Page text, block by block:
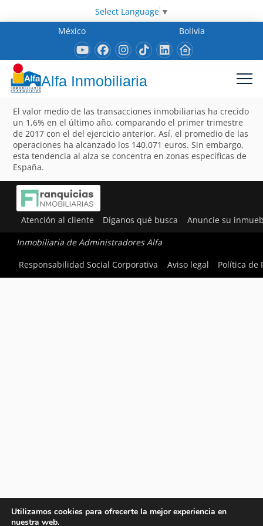
Select Language ▼
México
Bolivia
Alfa Inmobiliaria
El valor medio de las transacciones inmobiliarias ha crecido
un 1,6% en el último año, comparando el primer trimestre
de 2017 con el del ejercicio anterior. Así, el promedio de las
operaciones ha alcanzado los 140.071 euros. Sin embargo,
esta tendencia al alza se concentra en zonas específicas de
España.
Atención al cliente Díganos qué busca Anuncie su
Inmobiliaria de Administradores Alfa
Responsabilidad Social Corporativa
Aviso legal Política de
Utilizamos cookies para ofrecerte la mejor experiencia en
nuestra web.